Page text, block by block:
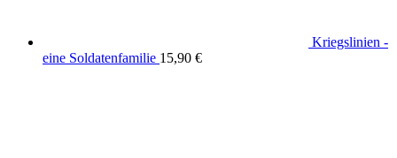
Kriegslinien -
eine Soldatenfamilie 15,90 €